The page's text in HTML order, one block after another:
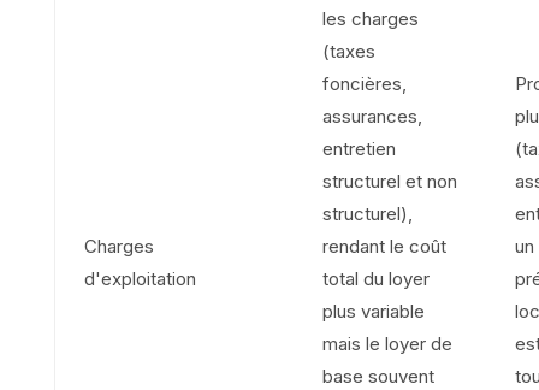
Charges
d'exploitation
les charges
(taxes
foncières,
assurances,
entretien
structurel et non
structurel),
rendant le coût
total du loyer
plus variable
mais le loyer de
base souvent